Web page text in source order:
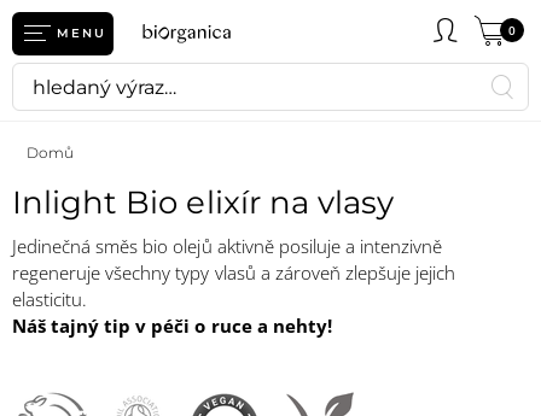
MENU 0
Domů
Inlight Bio elixír na vlasy
Jedinečná směs bio olejů aktivně posiluje a intenzivně
regeneruje všechny typy vlasů a zároveň zlepšuje jejich
elasticitu.
Náš tajný tip v péči o ruce a nehty!